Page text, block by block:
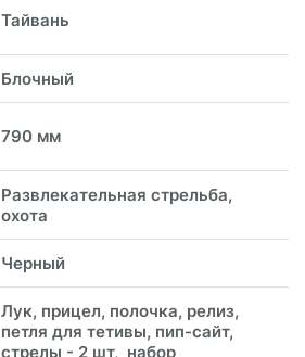
Тайвань
Блочный
790 мм
Развлекательная стрельба,
охота
Черный
Лук, прицел, полочка, релиз,
петля для тетивы, пип-сайт,
стрелы - 2 шт, набор